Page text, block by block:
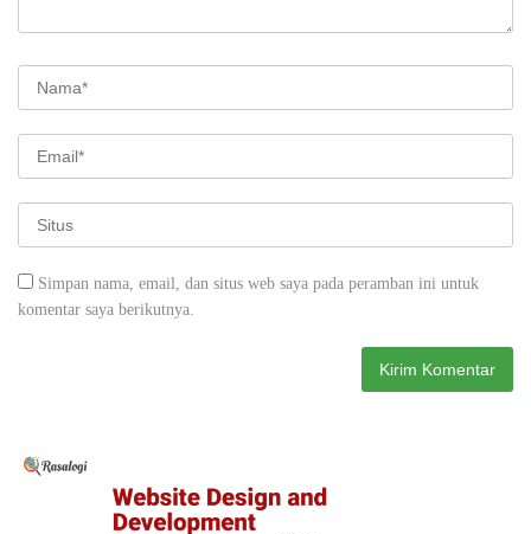
Simpan nama, email, dan situs web saya pada peramban ini untuk
komentar saya berikutnya.